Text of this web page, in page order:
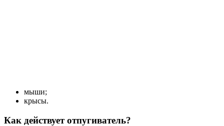
мыши;
крысы.
Как действует отпугиватель?